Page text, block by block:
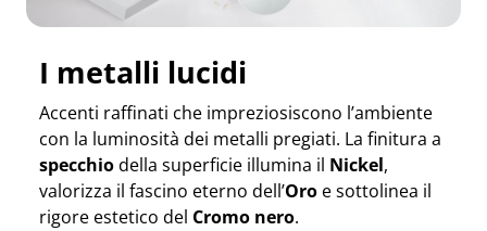
I metalli lucidi
Accenti raffinati che impreziosiscono l’ambiente
con la luminosità dei metalli pregiati. La finitura a
specchiodella superficie illumina il Nickel,
valorizza il fascino eterno dell’Oro e sottolinea il
rigore estetico del Cromo nero.